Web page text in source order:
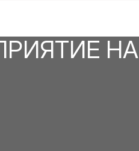
НА